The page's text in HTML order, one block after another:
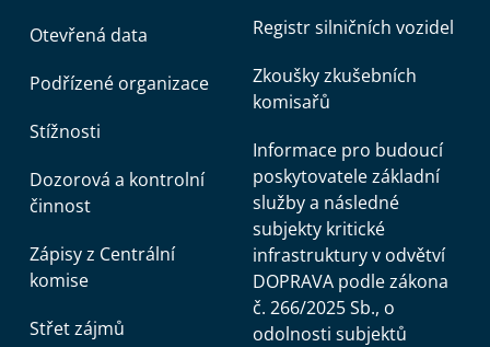
Otevřená data
Podřízené organizace
Stížnosti
Dozorová a kontrolní
činnost
Zápisy z Centrální
komise
Střet zájmů
Registr silničních vozidel
Zkoušky zkušebních
komisařů
Informace pro budoucí
poskytovatele základní
služby a následné
subjekty kritické
infrastruktury v odvětví
DOPRAVA podle zákona
č. 266/2025 Sb., o
odolnosti subjektů